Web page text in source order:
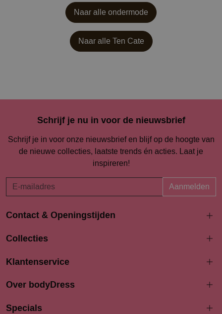
Naar alle ondermode
Naar alle Ten Cate
Schrijf je nu in voor de nieuwsbrief
Schrijf je in voor onze nieuwsbrief en blijf op de hoogte van
de nieuwe collecties, laatste trends én acties. Laat je
inspireren!
Aanmelden
Contact & Openingstijden
Langestraat 94-96
033 4690704
Openingstijden
Maandag 13:00 - 17:30
Collecties
Klantenservice
Over bodyDress
Specials